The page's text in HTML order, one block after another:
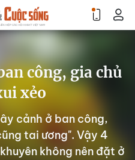
công, gia chủ
xẻo
cảnh ở ban công,
tai ương". Vậy 4
không nên đặt ở